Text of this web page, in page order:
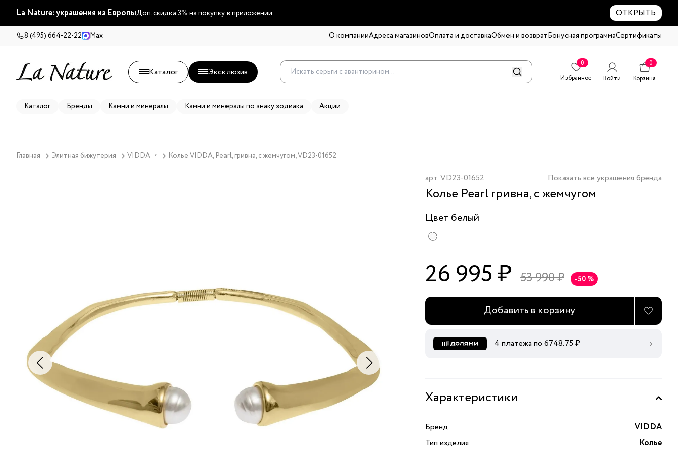
La Nature: украшения из ЕвропыДоп. скидка 3% на покупку в приложении ОТКРЫТЬ
8 (495) 664-22-22 Max О компанииАдреса магазиновОплата и доставкаОбмен и возвратБонусная программаСертификаты
Каталог Эксклюзив
0
Избранное
Войти
0
Корзина
Каталог Бренды Камни и минералы Камни и минералы по знаку зодиака Акции
Главная Элитная бижутерия VIDDA ▼ Колье VIDDA, Pearl, гривна, с жемчугом, VD23-01652
арт.VD23-01652 Показать все украшения бренда
Колье Pearl гривна, с жемчугом
Цвет белый
26 995 ₽ 53 990 ₽ -50 %
Добавить в корзину
4 платежа по 6748.75 ₽
Характеристики
Бренд:
VIDDA
Тип изделия:
Колье